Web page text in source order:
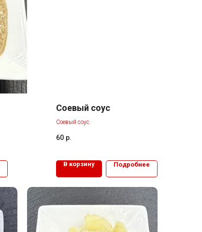
Соевый соус
Соевый соус.
60 р.
В корзину Подробнее